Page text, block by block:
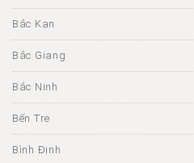
Bắc Kạn
Bắc Giang
Bắc Ninh
Bến Tre
Bình Định